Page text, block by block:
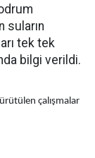
suların
tek tek
bilgi verildi.
çalışmalar